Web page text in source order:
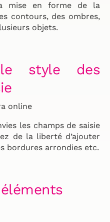
mise en forme de la
contours, des ombres,
objets.
le style des
les champs de saisie
de la liberté d’ajouter
bordures arrondies etc.